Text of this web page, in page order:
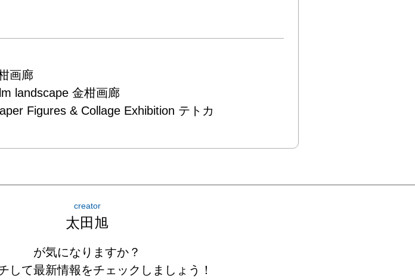
画廊
landscape 金柑画廊
Figures & Collage Exhibition テトカ
creator
太田旭
が気になりますか？
して最新情報をチェックしましょう！